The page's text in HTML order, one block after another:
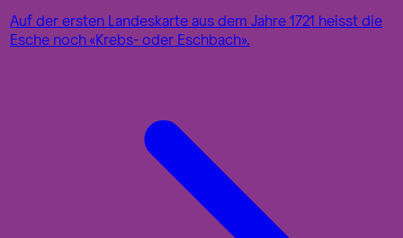
Auf der ersten Landeskarte aus dem Jahre 1721 heisst die
Esche noch «Krebs- oder Eschbach».